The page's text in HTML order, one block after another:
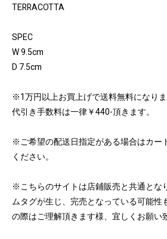
TERRACOTTA
SPEC
W 9.5cm
D 7.5cm
※1万円以上お買上げで送料無料になりま
代引き手数料は一律￥440-頂きます。
※ご希望の配送日指定がある場合はカー
ください。
※こちらのサイトは店鋪販売と共通とな
ムタグが生じ、完売となっている可能性
の際はご理解頂きます様、宜しくお願い